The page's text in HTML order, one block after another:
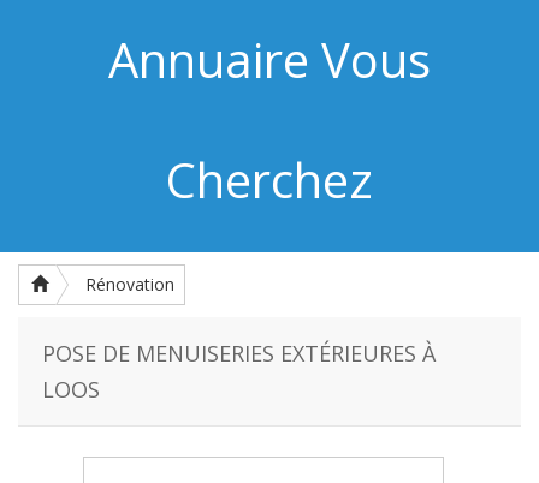
Annuaire Vous
Cherchez
Rénovation
POSE DE MENUISERIES EXTÉRIEURES À
LOOS